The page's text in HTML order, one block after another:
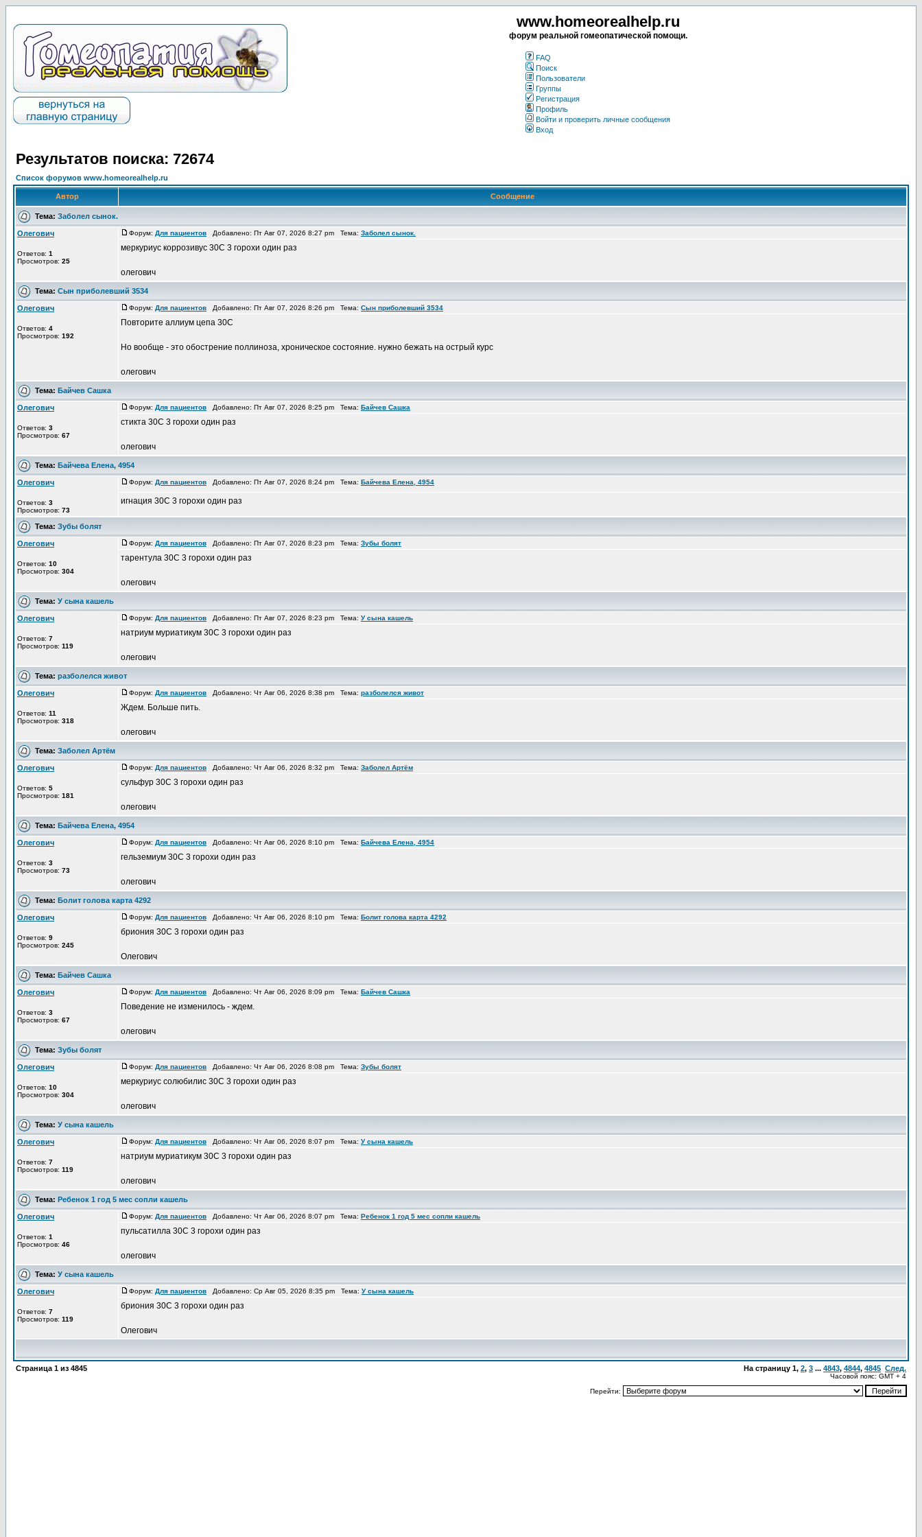
www.homeorealhelp.ru
форум реальной гомеопатической помощи.
FAQ
Поиск
Пользователи
Группы
Регистрация
Профиль
Войти и проверить личные сообщения
Вход
Результатов поиска: 72674
Список форумов www.homeorealhelp.ru
Автор Сообщение
Тема: Заболел сынок.
Олегович
Ответов: 1
Просмотров: 25
Форум: Для пациентов Добавлено: Пт Авг 07, 2026 8:27 pm Тема: Заболел сынок.
меркуриус коррозивус 30С 3 горохи один раз
олегович
Тема: Сын приболевший 3534
Олегович
Ответов: 4
Просмотров: 192
Форум: Для пациентов Добавлено: Пт Авг 07, 2026 8:26 pm Тема: Сын приболевший 3534
Повторите аллиум цепа 30С
Но вообще - это обострение поллиноза, хроническое состояние. нужно бежать на острый курс
олегович
Тема: Байчев Сашка
Олегович
Ответов: 3
Просмотров: 67
Форум: Для пациентов Добавлено: Пт Авг 07, 2026 8:25 pm Тема: Байчев Сашка
стикта 30С 3 горохи один раз
олегович
Тема: Байчева Елена, 4954
Олегович
Ответов: 3
Просмотров: 73
Форум: Для пациентов Добавлено: Пт Авг 07, 2026 8:24 pm Тема: Байчева Елена, 4954
игнация 30С 3 горохи один раз
Тема: Зубы болят
Олегович
Ответов: 10
Просмотров: 304
Форум: Для пациентов Добавлено: Пт Авг 07, 2026 8:23 pm Тема: Зубы болят
тарентула 30С 3 горохи один раз
олегович
Тема: У сына кашель
Олегович
Ответов: 7
Просмотров: 119
Форум: Для пациентов Добавлено: Пт Авг 07, 2026 8:23 pm Тема: У сына кашель
натриум муриатикум 30С 3 горохи один раз
олегович
Тема: разболелся живот
Олегович
Ответов: 11
Просмотров: 318
Форум: Для пациентов Добавлено: Чт Авг 06, 2026 8:38 pm Тема: разболелся живот
Ждем. Больше пить.
олегович
Тема: Заболел Артём
Олегович
Ответов: 5
Просмотров: 181
Форум: Для пациентов Добавлено: Чт Авг 06, 2026 8:32 pm Тема: Заболел Артём
сульфур 30С 3 горохи один раз
олегович
Тема: Байчева Елена, 4954
Олегович
Ответов: 3
Просмотров: 73
Форум: Для пациентов Добавлено: Чт Авг 06, 2026 8:10 pm Тема: Байчева Елена, 4954
гельземиум 30С 3 горохи один раз
олегович
Тема: Болит голова карта 4292
Олегович
Ответов: 9
Просмотров: 245
Форум: Для пациентов Добавлено: Чт Авг 06, 2026 8:10 pm Тема: Болит голова карта 4292
бриония 30С 3 горохи один раз
Олегович
Тема: Байчев Сашка
Олегович
Ответов: 3
Просмотров: 67
Форум: Для пациентов Добавлено: Чт Авг 06, 2026 8:09 pm Тема: Байчев Сашка
Поведение не изменилось - ждем.
олегович
Тема: Зубы болят
Олегович
Ответов: 10
Просмотров: 304
Форум: Для пациентов Добавлено: Чт Авг 06, 2026 8:08 pm Тема: Зубы болят
меркуриус солюбилис 30С 3 горохи один раз
олегович
Тема: У сына кашель
Олегович
Ответов: 7
Просмотров: 119
Форум: Для пациентов Добавлено: Чт Авг 06, 2026 8:07 pm Тема: У сына кашель
натриум муриатикум 30С 3 горохи один раз
олегович
Тема: Ребенок 1 год 5 мес сопли кашель
Олегович
Ответов: 1
Просмотров: 46
Форум: Для пациентов Добавлено: Чт Авг 06, 2026 8:07 pm Тема: Ребенок 1 год 5 мес сопли кашель
пульсатилла 30С 3 горохи один раз
олегович
Тема: У сына кашель
Олегович
Ответов: 7
Просмотров: 119
Форум: Для пациентов Добавлено: Ср Авг 05, 2026 8:35 pm Тема: У сына кашель
бриония 30С 3 горохи один раз
Олегович
Страница 1 из 4845 На страницу 1, 2, 3 ... 4843, 4844, 4845 След.
Часовой пояс: GMT + 4
Перейти: